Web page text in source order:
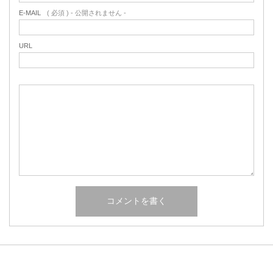
E-MAIL ( 必須 ) - 公開されません -
URL